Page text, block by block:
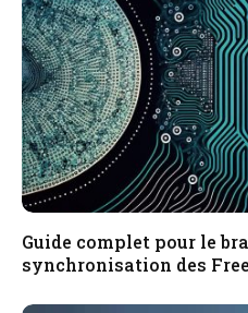
Guide complet pour le
synchronisation des